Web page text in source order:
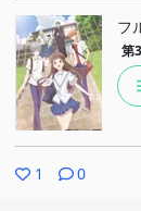
フ
第
1 0